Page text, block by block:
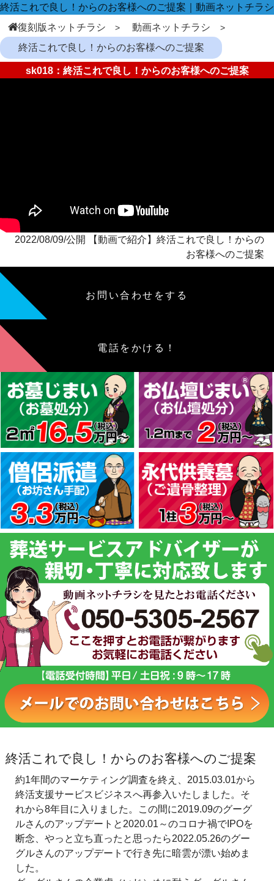
終活これで良し！からのお客様へのご提案｜動画ネットチラシ
復刻版ネットチラシ
動画ネットチラシ
終活これで良し！からのお客様へのご提案
sk018：終活これで良し！からのお客様へのご提案
2022/08/09/公開 【動画で紹介】終活これで良し！からの
お客様へのご提案
お問い合わせをする
電話をかける！
終活これで良し！からのお客様へのご提案
約1年間のマーケティング調査を終え、2015.03.01から
終活支援サービスビジネスへ再参入いたしました。そ
れから8年目に入りました。この間に2019.09のグーグ
ルさんのアップデートと2020.01～のコロナ禍でIPOを
断念、やっと立ち直ったと思ったら2022.05.26のグー
グルさんのアップデートで行き先に暗雲が漂い始めま
した。